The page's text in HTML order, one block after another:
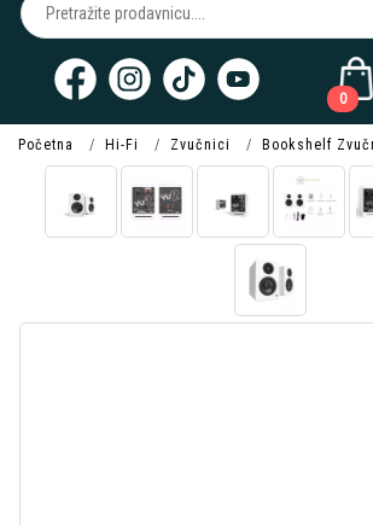
0
Početna Hi-Fi Zvučnici Bookshelf